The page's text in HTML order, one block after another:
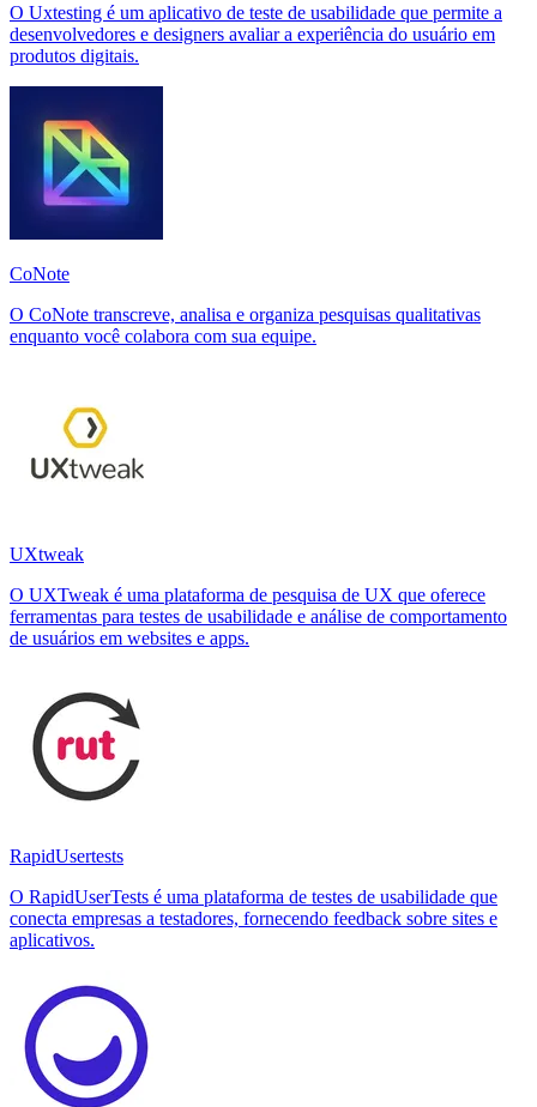
O Uxtesting é um aplicativo de teste de usabilidade que permite a
desenvolvedores e designers avaliar a experiência do usuário em
produtos digitais.
CoNote
O CoNote transcreve, analisa e organiza pesquisas qualitativas
enquanto você colabora com sua equipe.
UXtweak
O UXTweak é uma plataforma de pesquisa de UX que oferece
ferramentas para testes de usabilidade e análise de comportamento
de usuários em websites e apps.
RapidUsertests
O RapidUserTests é uma plataforma de testes de usabilidade que
conecta empresas a testadores, fornecendo feedback sobre sites e
aplicativos.